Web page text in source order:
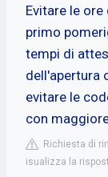
Evitare le
primo
tempi di
dell'apertura
evitare le
con
Richiesta di
isualizza la